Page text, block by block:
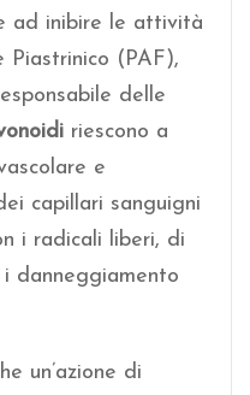
ad inibire le attività
(PAF),
delle
riescono a
e
capillari sanguigni
i radicali liberi, di
danneggiamento
un’azione di